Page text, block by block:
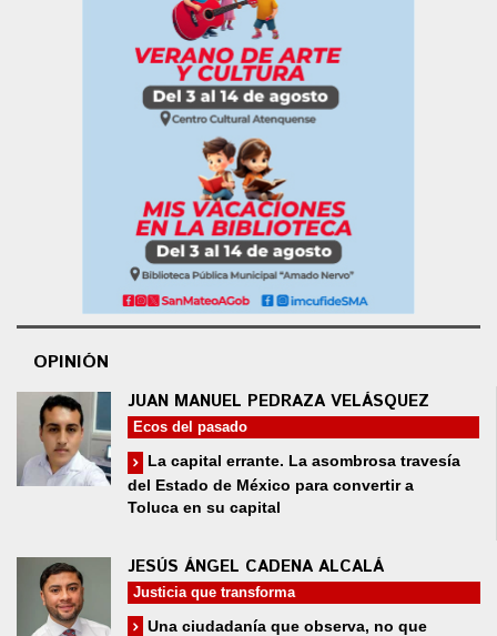
OPINIÓN
JUAN MANUEL PEDRAZA VELÁSQUEZ
Ecos del pasado
La capital errante. La asombrosa travesía
del Estado de México para convertir a
Toluca en su capital
JESÚS ÁNGEL CADENA ALCALÁ
Justicia que transforma
Una ciudadanía que observa, no que